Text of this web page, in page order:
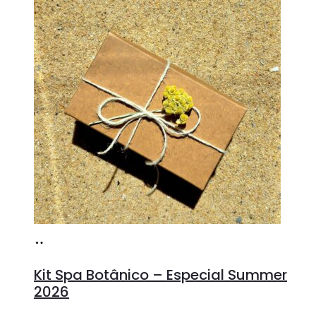
Kit Spa Botânico – Especial Summer
2026